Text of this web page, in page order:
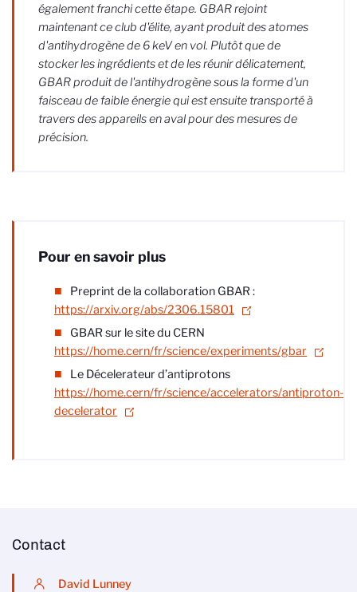
également franchi cette étape. GBAR rejoint
maintenant ce club d'élite, ayant produit des atomes
d'antihydrogène de 6 keV en vol. Plutôt que de
stocker les ingrédients et de les réunir délicatement,
GBAR produit de l'antihydrogène sous la forme d'un
faisceau de faible énergie qui est ensuite transporté à
travers des appareils en aval pour des mesures de
précision.
Pour en savoir plus
Preprint de la collaboration GBAR :
https://arxiv.org/abs/2306.15801
GBAR sur le site du CERN
https://home.cern/fr/science/experiments/gbar
Le Décelerateur d’antiprotons
https://home.cern/fr/science/accelerators/antiproton-
decelerator
Contact
David Lunney